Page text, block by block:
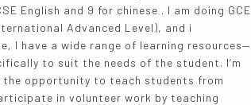
English and 9 for chinese . I am doing GCE
Advanced Level), and i
I have a wide range of learning resources—
to suit the needs of the student. I’m
the opportunity to teach students from
in volunteer work by teaching